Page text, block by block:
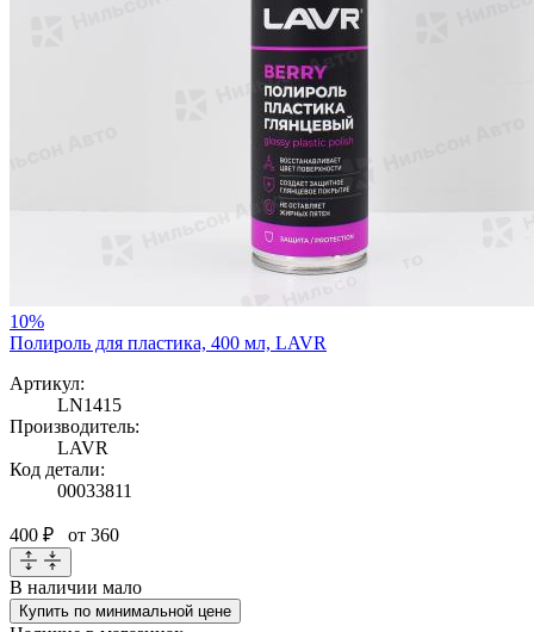
10%
Полироль для пластика, 400 мл, LAVR
Артикул:
LN1415
Производитель:
LAVR
Код детали:
00033811
400 ₽ от 360
В наличии мало
Купить по минимальной цене